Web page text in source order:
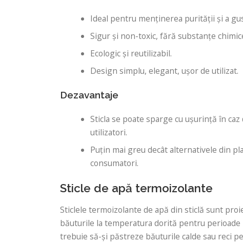
Ideal pentru menținerea purității și a
Sigur și non-toxic, fără substanțe
Ecologic și reutilizabil.
Design simplu, elegant, ușor de utilizat.
Dezavantaje
Sticla se poate sparge cu ușurință în
utilizatori.
Puțin mai greu decât alternativele din
consumatori.
Sticle de apă termoizolante
Sticlele termoizolante de apă din sticlă sunt
băuturile la temperatura dorită pentru
trebuie să-și păstreze băuturile calde sau reci